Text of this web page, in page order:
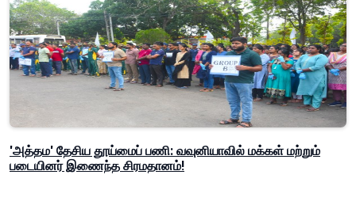
'அத்தம' தேசிய தூய்மைப் பணி: வவுனியாவில் மக்கள் மற்றும்
படையினர் இணைந்த சிரமதானம்!